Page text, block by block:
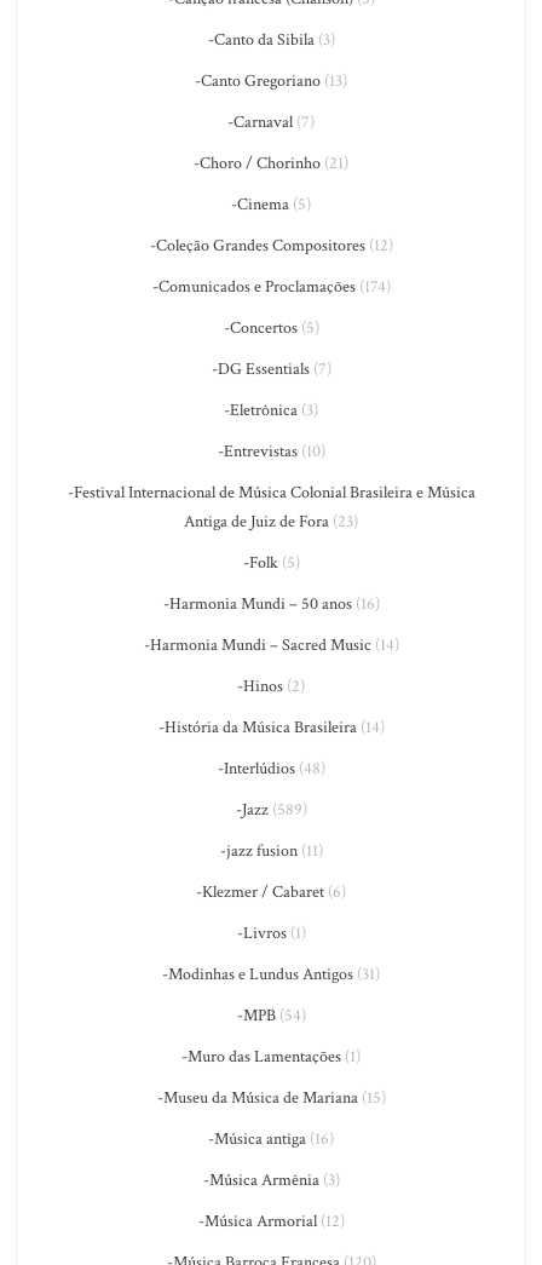
-Canto da Sibila(3)
-Canto Gregoriano (13)
-Carnaval (7)
-Choro / Chorinho (21)
-Cinema (5)
-Coleção Grandes Compositores(12)
-Comunicados e Proclamações(174)
-Concertos(5)
-DG Essentials(7)
-Eletrônica (3)
-Entrevistas(10)
-Festival Internacional de Música Colonial Brasileira e Música
Antiga de Juiz de Fora (23)
-Folk(5)
-Harmonia Mundi – 50 anos(16)
-Harmonia Mundi – Sacred Music (14)
-Hinos (2)
-História da Música Brasileira(14)
-Interlúdios(48)
-Jazz(589)
-jazz fusion(11)
-Klezmer / Cabaret (6)
-Livros(1)
-Modinhas e Lundus Antigos (31)
-MPB(54)
-Muro das Lamentações (1)
-Museu da Música de Mariana(15)
-Música antiga (16)
-Música Armênia(3)
-Música Armorial(12)